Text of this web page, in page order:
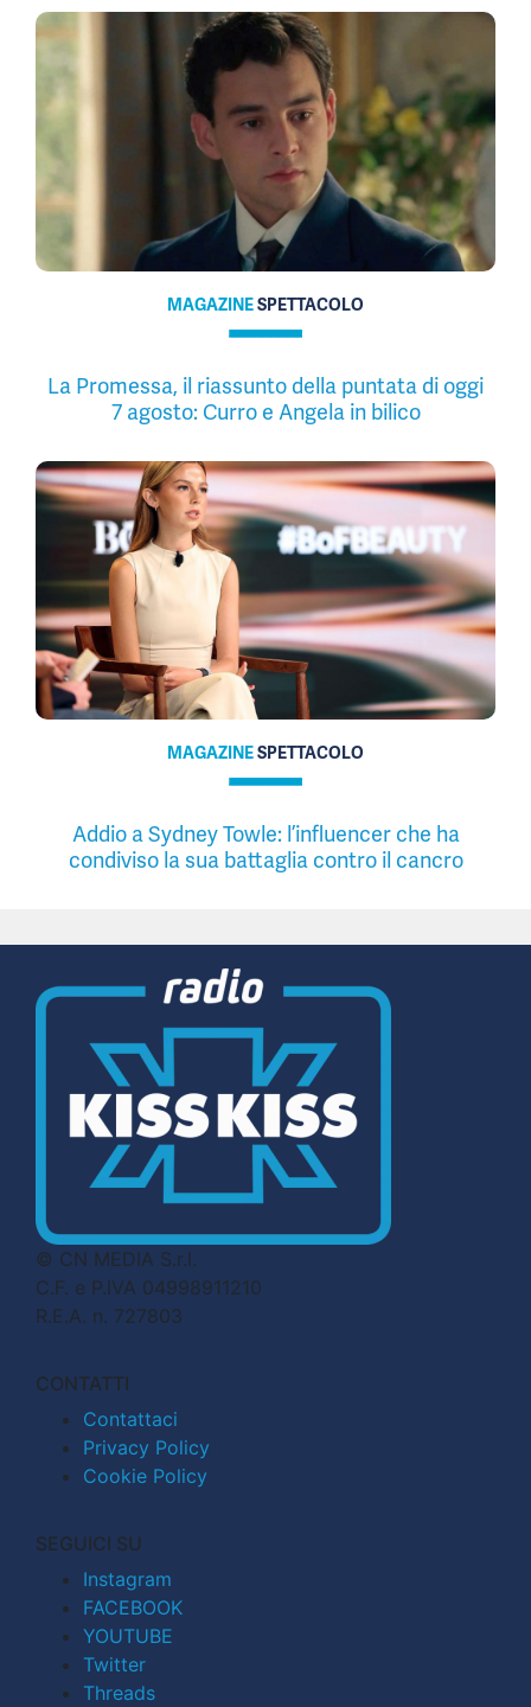
MAGAZINESPETTACOLO
La Promessa, il riassunto della puntata di oggi
7 agosto: Curro e Angela in bilico
MAGAZINESPETTACOLO
Addio a Sydney Towle: l’influencer che ha
condiviso la sua battaglia contro il cancro
© CN MEDIA S.r.l.
C.F. e P.IVA 04998911210
R.E.A. n. 727803
CONTATTI
Contattaci
Privacy Policy
Cookie Policy
SEGUICI SU
Instagram
FACEBOOK
YOUTUBE
Twitter
Threads